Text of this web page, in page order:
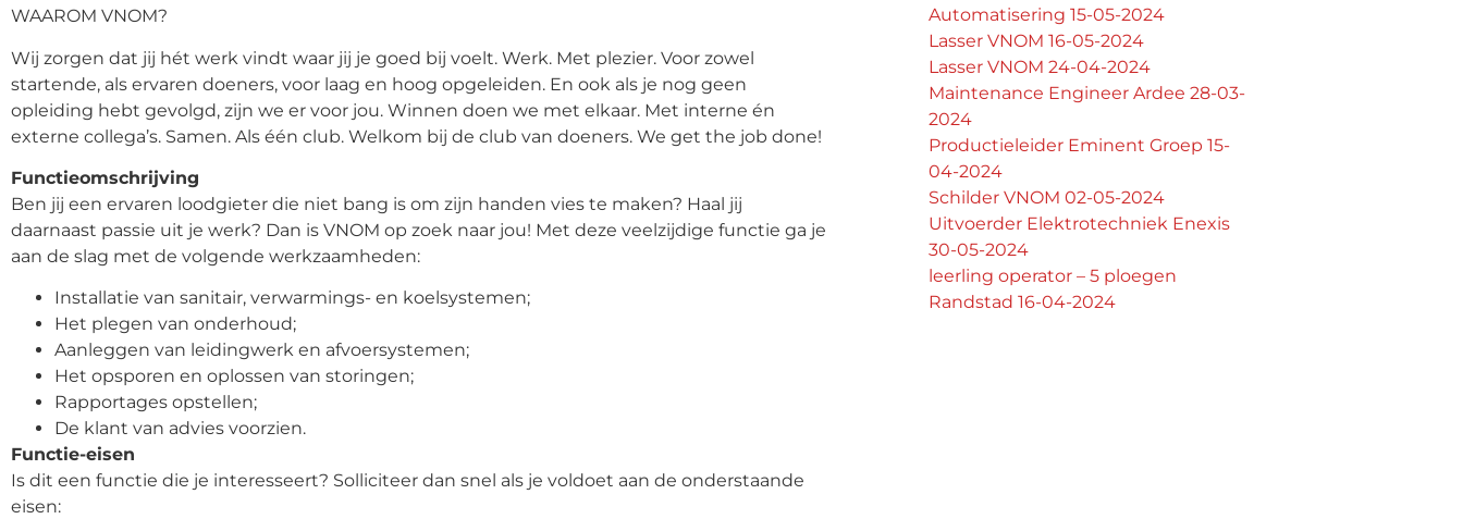
WAAROM VNOM?
Wij zorgen dat jij hét werk vindt waar jij je goed bij voelt. Werk. Met plezier. Voor zowel
startende, als ervaren doeners, voor laag en hoog opgeleiden. En ook als je nog geen
opleiding hebt gevolgd, zijn we er voor jou. Winnen doen we met elkaar. Met interne én
externe collega’s. Samen. Als één club. Welkom bij de club van doeners. We get the job done!
Functieomschrijving
Ben jij een ervaren loodgieter die niet bang is om zijn handen vies te maken? Haal jij
daarnaast passie uit je werk? Dan is VNOM op zoek naar jou! Met deze veelzijdige functie ga je
aan de slag met de volgende werkzaamheden:
Installatie van sanitair, verwarmings- en koelsystemen;
Het plegen van onderhoud;
Aanleggen van leidingwerk en afvoersystemen;
Het opsporen en oplossen van storingen;
Rapportages opstellen;
De klant van advies voorzien.
Functie-eisen
Is dit een functie die je interesseert? Solliciteer dan snel als je voldoet aan de onderstaande
eisen:
Automatisering 15-05-2024
Lasser VNOM 16-05-2024
Lasser VNOM 24-04-2024
Maintenance Engineer Ardee 28-03-
2024
Productieleider Eminent Groep 15-
04-2024
Schilder VNOM 02-05-2024
Uitvoerder Elektrotechniek Enexis
30-05-2024
leerling operator – 5 ploegen
Randstad 16-04-2024